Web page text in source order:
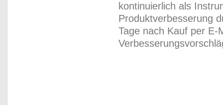
kontinuierlich als
Produktverbesserung
Tage nach Kauf per E-